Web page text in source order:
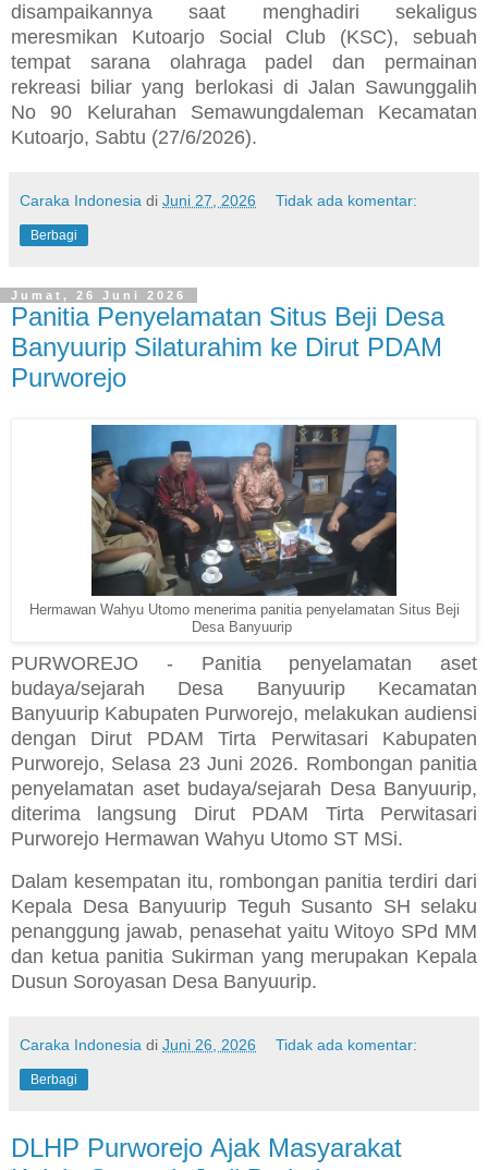
disampaikannya saat menghadiri sekaligus
meresmikan Kutoarjo Social Club (KSC), sebuah
tempat sarana olahraga padel dan permainan
rekreasi biliar yang berlokasi di Jalan Sawunggalih
No 90 Kelurahan Semawungdaleman Kecamatan
Kutoarjo, Sabtu (27/6/2026).
Caraka Indonesia di Juni 27, 2026 Tidak ada komentar:
Berbagi
Jumat, 26 Juni 2026
Panitia Penyelamatan Situs Beji Desa
Banyuurip Silaturahim ke Dirut PDAM
Purworejo
Hermawan Wahyu Utomo menerima panitia penyelamatan Situs Beji
Desa Banyuurip
PURWOREJO - Panitia penyelamatan aset
budaya/sejarah Desa Banyuurip Kecamatan
Banyuurip Kabupaten Purworejo, melakukan audiensi
dengan Dirut PDAM Tirta Perwitasari Kabupaten
Purworejo, Selasa 23 Juni 2026. Rombongan panitia
penyelamatan aset budaya/sejarah Desa Banyuurip,
diterima langsung Dirut PDAM Tirta Perwitasari
Purworejo Hermawan Wahyu Utomo ST MSi.
Dalam kesempatan itu, rombongan panitia terdiri dari
Kepala Desa Banyuurip Teguh Susanto SH selaku
penanggung jawab, penasehat yaitu Witoyo SPd MM
dan ketua panitia Sukirman yang merupakan Kepala
Dusun Soroyasan Desa Banyuurip.
Caraka Indonesia di Juni 26, 2026 Tidak ada komentar:
Berbagi
DLHP Purworejo Ajak Masyarakat